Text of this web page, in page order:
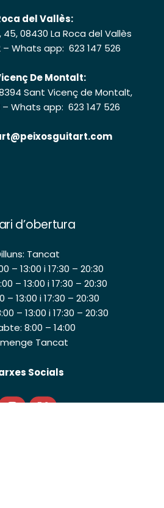
del Vallès:
45, 08430 La Roca del Vallès
– Whats app: 623 147 526
De Montalt:
Sant Vicenç de Montalt,
– Whats app: 623 147 526
d’obertura
Tancat
– 13:00 i 17:30 – 20:30
– 13:00 i 17:30 – 20:30
– 13:00 i 17:30 – 20:30
– 13:00 i 17:30 – 20:30
8:00 – 14:00
Tancat
Socials